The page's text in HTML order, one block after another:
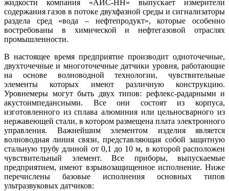
жидкости компания «АИС-НН» выпускает измерители
содержания газов в потоке двухфазной среды и сигнализаторы
раздела сред «вода – нефтепродукт», которые особенно
востребованы в химической и нефтегазовой отраслях
промышленности.
В настоящее время предприятие производит одноточечные,
двухточечные и многоточечные датчики уровня, работающие
на основе волноводной технологии, чувствительные
элементы которых имеют различную конструкцию.
Уровнемеры могут быть двух типов: рефлекс-радарными и
акустоимпедансными. Все они состоят из корпуса,
изготовленного из сплава алюминия или цельносварного из
нержавеющей стали, в котором размещена плата электронного
управления. Важнейшим элементом изделия является
волноводная линия связи, представляющая собой защитную
стальную трубу длиной от 0,1 до 10 м, в которой расположен
чувствительный элемент. Все приборы, выпускаемые
предприятием, имеют взрывозащищенное исполнение. Ниже
перечислены базовые исполнения основных типов
ультразвуковых датчиков: